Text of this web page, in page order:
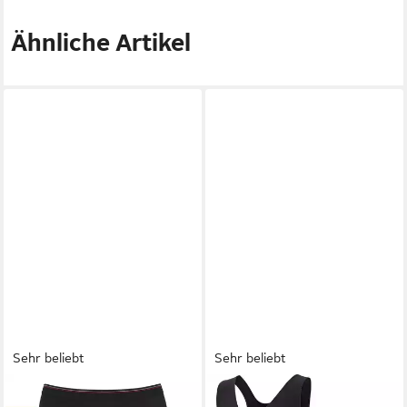
Ähnliche Artikel
Sehr beliebt
H.I.SBikinislip (6er-Pack) aus
Sehr beliebt
PATSY & LOU
Sport-BH (Set,